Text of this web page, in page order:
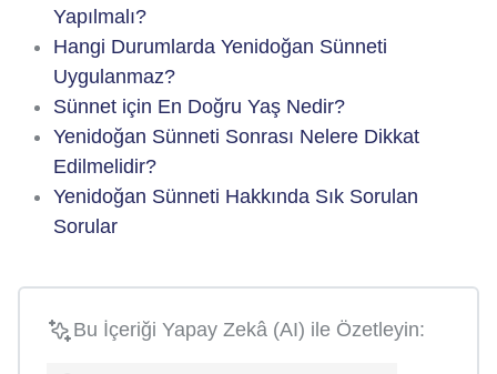
Yapılmalı?
Hangi Durumlarda Yenidoğan Sünneti
Uygulanmaz?
Sünnet için En Doğru Yaş Nedir?
Yenidoğan Sünneti Sonrası Nelere Dikkat
Edilmelidir?
Yenidoğan Sünneti Hakkında Sık Sorulan
Sorular
Bu İçeriği Yapay Zekâ (AI) ile Özetleyin: